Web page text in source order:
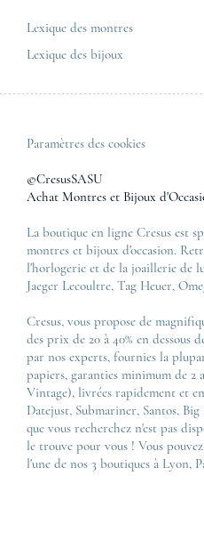
Lexique des montres
Lexique des bijoux
Paramètres des cookies
©CresusSASU
Achat Montres et Bijoux
La boutique en ligne Cresus est
montres et bijoux d'occasion.
l'horlogerie et de la joaillerie de
Jaeger Lecoultre, Tag Heuer,
Cresus, vous propose de
des prix de 20 à 40% en dessous
par nos experts, fournies la
papiers, garanties minimum de 2
Vintage), livrées rapidement et
Datejust, Submariner, Santos, Big
que vous recherchez n'est pas
le trouve pour vous ! Vous
l'une de nos 3 boutiques à Lyon,